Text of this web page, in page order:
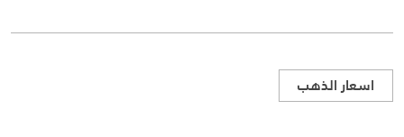
اسعار الذهب